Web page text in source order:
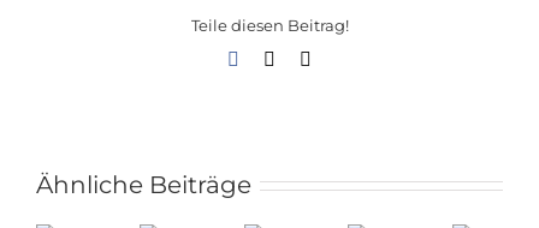
Teile diesen Beitrag!
Facebook
Ähnliche Beiträge